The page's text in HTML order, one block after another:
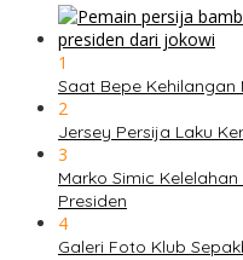
1
Saat Bepe Kehilangan
2
Jersey Persija Laku
3
Marko Simic
Presiden
4
Galeri Foto Klub